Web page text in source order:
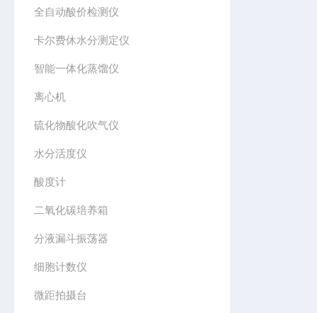
全自动酸价检测仪
卡尔费休水分测定仪
智能一体化蒸馏仪
离心机
硫化物酸化吹气仪
水分活度仪
酸度计
二氧化碳培养箱
分液漏斗振荡器
细胞计数仪
微距拍摄台